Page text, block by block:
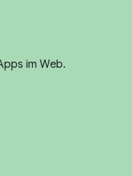
im Web.